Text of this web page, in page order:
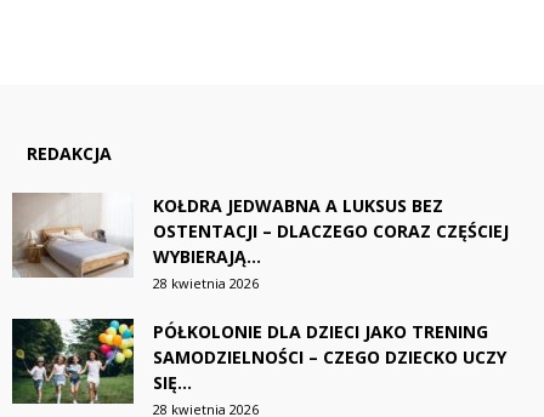
REDAKCJA
KOŁDRA JEDWABNA A LUKSUS BEZ
OSTENTACJI – DLACZEGO CORAZ CZĘŚCIEJ
WYBIERAJĄ...
28 kwietnia 2026
PÓŁKOLONIE DLA DZIECI JAKO TRENING
SAMODZIELNOŚCI – CZEGO DZIECKO UCZY
SIĘ...
28 kwietnia 2026